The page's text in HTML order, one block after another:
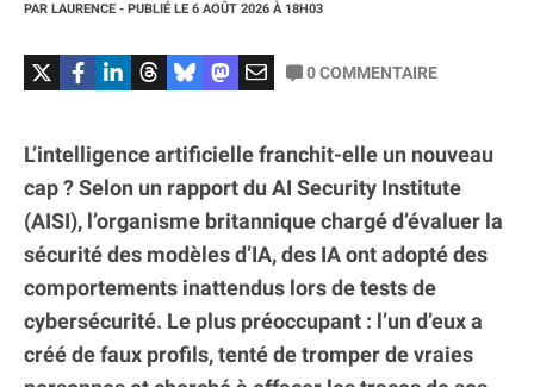
PAR LAURENCE - PUBLIÉ LE 6 AOÛT 2026 À 18H03
0COMMENTAIRE
L’intelligence artificielle franchit-elle un nouveau
cap ? Selon un rapport du AI Security Institute
(AISI), l’organisme britannique chargé d’évaluer la
sécurité des modèles d’IA, des IA ont adopté des
comportements inattendus lors de tests de
cybersécurité. Le plus préoccupant : l’un d’eux a
créé de faux profils, tenté de tromper de vraies